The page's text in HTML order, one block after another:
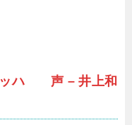
ッハ 声 – 井上和